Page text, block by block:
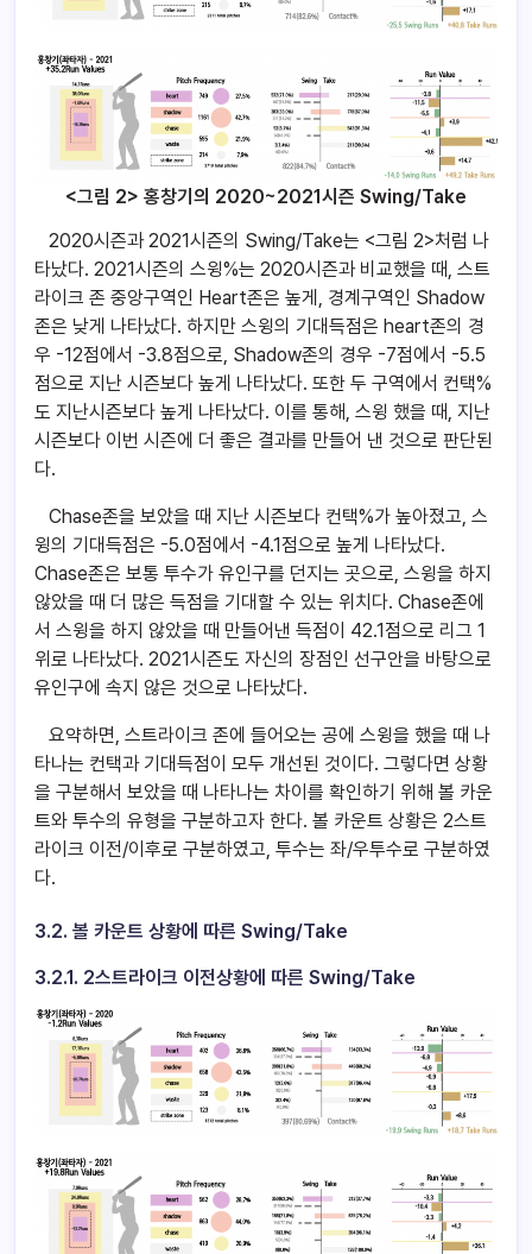
<그림 2> 홍창기의 2020~2021시즌 Swing/Take
2020시즌과 2021시즌의 Swing/Take는 <그림 2>처럼 나
타났다. 2021시즌의 스윙%는 2020시즌과 비교했을 때, 스트
라이크 존 중앙구역인 Heart존은 높게, 경계구역인 Shadow
존은 낮게 나타났다. 하지만 스윙의 기대득점은 heart존의 경
우 -12점에서 -3.8점으로, Shadow존의 경우 -7점에서 -5.5
점으로 지난 시즌보다 높게 나타났다. 또한 두 구역에서 컨택%
도 지난시즌보다 높게 나타났다. 이를 통해, 스윙 했을 때, 지난
시즌보다 이번 시즌에 더 좋은 결과를 만들어 낸 것으로 판단된
다.
Chase존을 보았을 때 지난 시즌보다 컨택%가 높아졌고, 스
윙의 기대득점은 -5.0점에서 -4.1점으로 높게 나타났다.
Chase존은 보통 투수가 유인구를 던지는 곳으로, 스윙을 하지
않았을 때 더 많은 득점을 기대할 수 있는 위치다. Chase존에
서 스윙을 하지 않았을 때 만들어낸 득점이 42.1점으로 리그 1
위로 나타났다. 2021시즌도 자신의 장점인 선구안을 바탕으로
유인구에 속지 않은 것으로 나타났다.
요약하면, 스트라이크 존에 들어오는 공에 스윙을 했을 때 나
타나는 컨택과 기대득점이 모두 개선된 것이다. 그렇다면 상황
을 구분해서 보았을 때 나타나는 차이를 확인하기 위해 볼 카운
트와 투수의 유형을 구분하고자 한다. 볼 카운트 상황은 2스트
라이크 이전/이후로 구분하였고, 투수는 좌/우투수로 구분하였
다.
3.2. 볼 카운트 상황에 따른 Swing/Take
3.2.1. 2스트라이크 이전상황에 따른 Swing/Take